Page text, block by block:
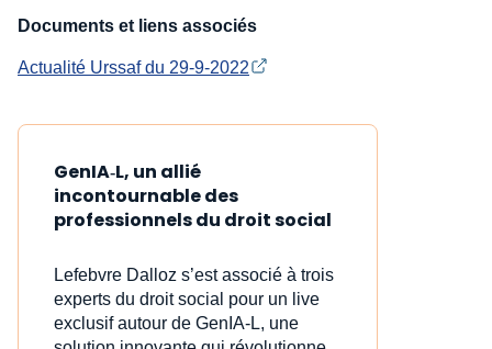
Documents et liens associés
Actualité Urssaf du 29-9-2022
GenIA‑L, un allié
incontournable des
professionnels du droit social
Lefebvre Dalloz s’est associé à trois
experts du droit social pour un live
exclusif autour de GenIA‑L, une